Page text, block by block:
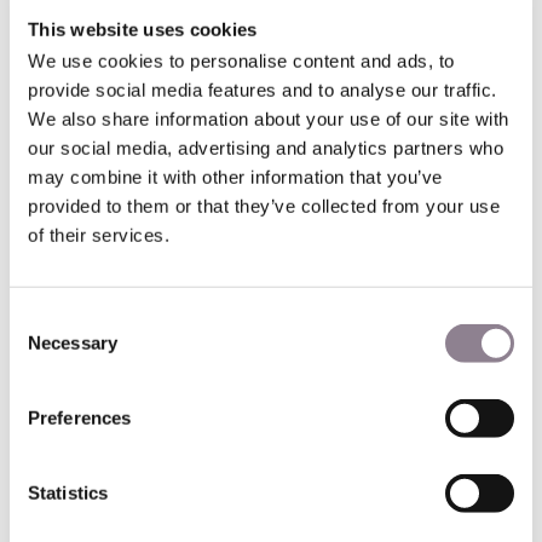
This website uses cookies
We use cookies to personalise content and ads, to
provide social media features and to analyse our traffic.
We also share information about your use of our site with
our social media, advertising and analytics partners who
may combine it with other information that you’ve
provided to them or that they’ve collected from your use
of their services.
Selection
Necessary
Preferences
Statistics
fins de présentation uniquement ; aucun meuble n’est inclus
dans la vente.
Caractéristiques principales
* Étage: 3ᵉ étage avec ascenseur
* Surface: 34,08 m²
* Pièces: 1 chambre, 1 salon, 1 salle d’eau, WC indépendant
* Rénové, calme et lumineux
* Entrée menant vers la pièce de vie principale
* Cuisine ouverte intégrée à l’espace de réception